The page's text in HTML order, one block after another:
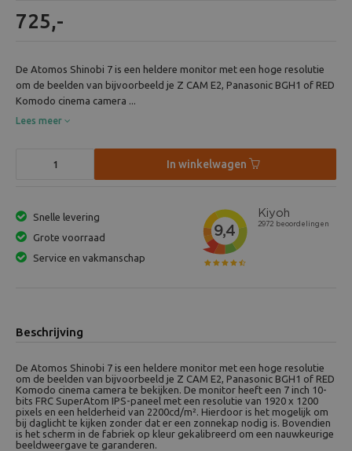
725,-
De Atomos Shinobi 7 is een heldere monitor met een hoge resolutie
om de beelden van bijvoorbeeld je Z CAM E2, Panasonic BGH1 of RED
Komodo cinema camera ...
Lees meer
In winkelwagen
Snelle levering
Grote voorraad
Service en vakmanschap
Beschrijving
De Atomos Shinobi 7 is een heldere monitor met een hoge resolutie
om de beelden van bijvoorbeeld je Z CAM E2, Panasonic BGH1 of RED
Komodo cinema camera te bekijken. De monitor heeft een 7 inch 10-
bits FRC SuperAtom IPS-paneel met een resolutie van 1920 x 1200
pixels en een helderheid van 2200cd/m². Hierdoor is het mogelijk om
bij daglicht te kijken zonder dat er een zonnekap nodig is. Bovendien
is het scherm in de fabriek op kleur gekalibreerd om een nauwkeurige
beeldweergave te garanderen.